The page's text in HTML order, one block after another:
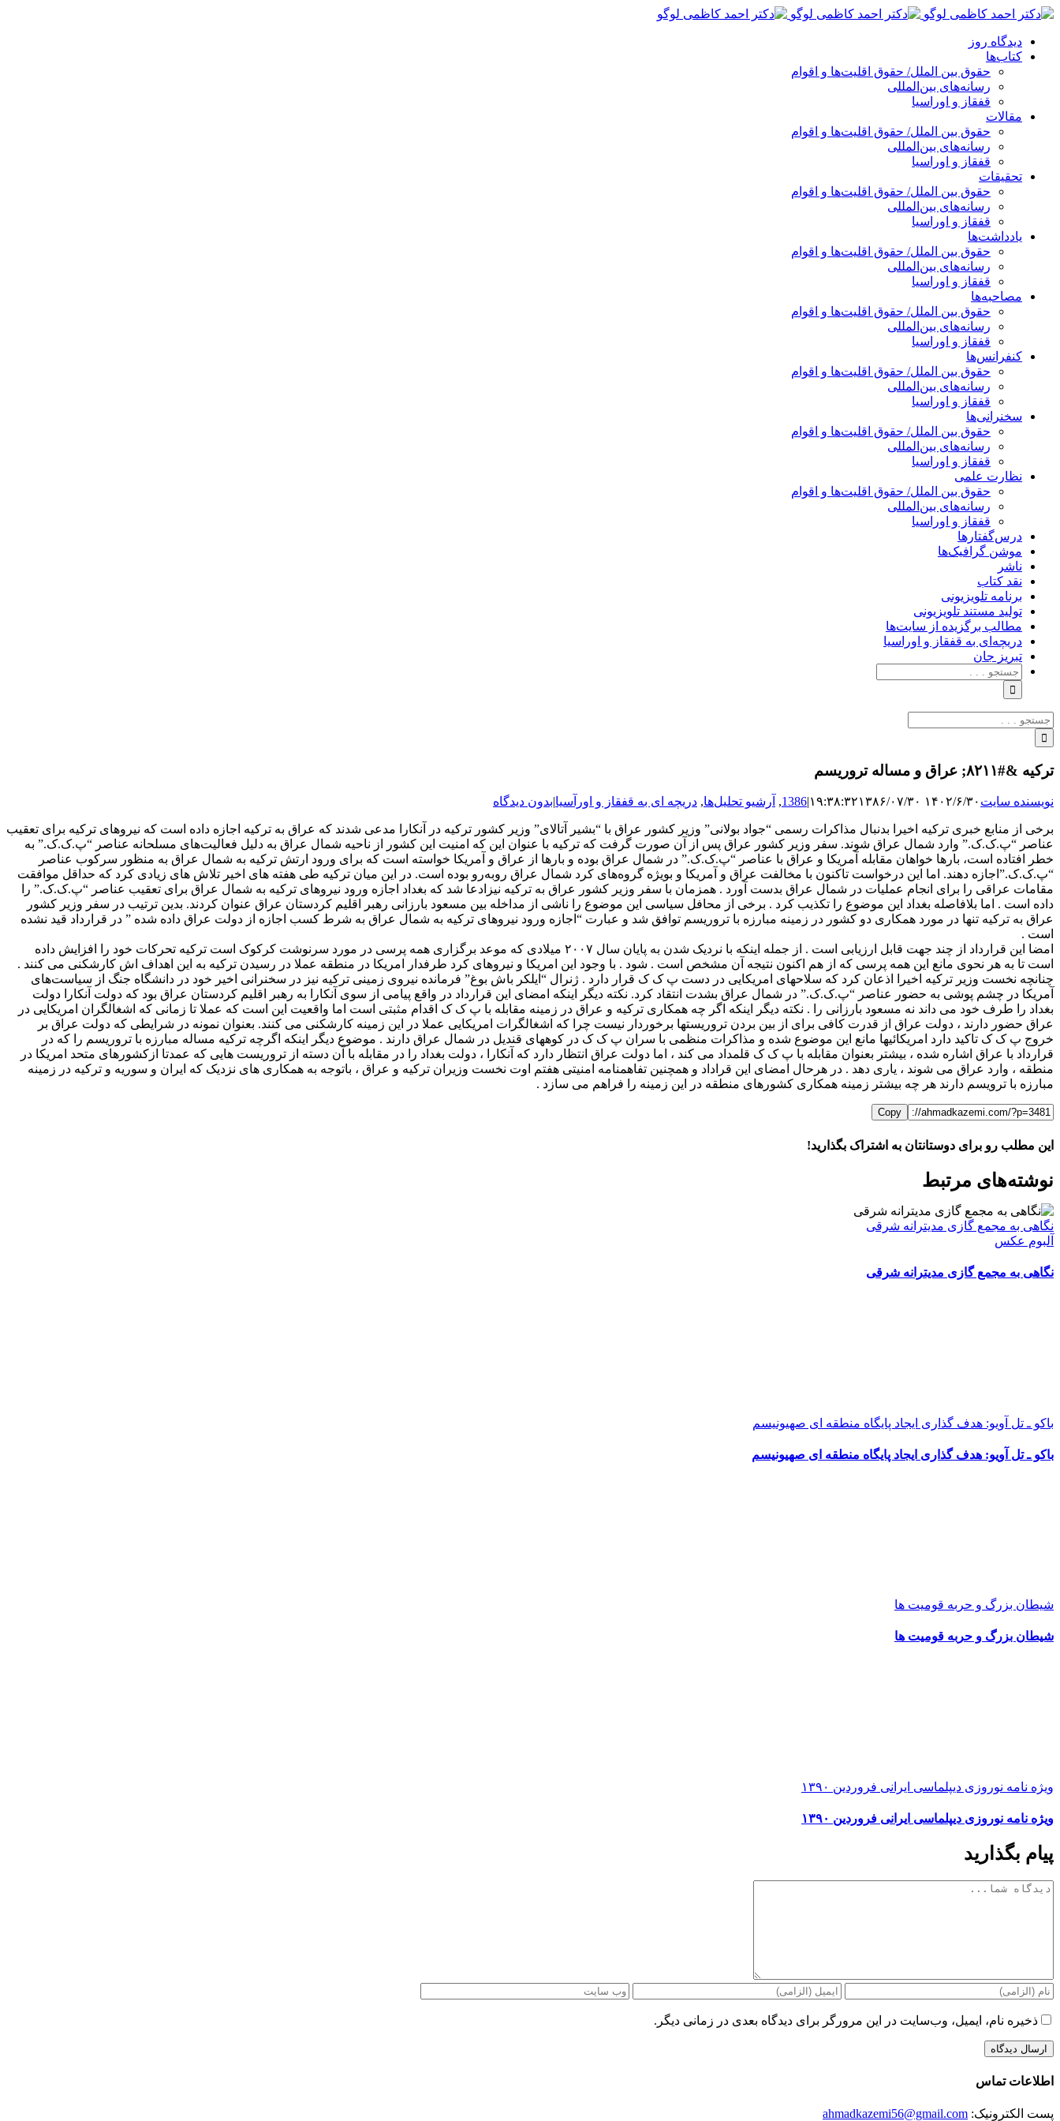
پرش
محتوا
دیدگاه روز
کتاب‌ها
حقوق بین الملل/ حقوق اقلیت‌ها و اقوام
رسانه‌های بین‌المللی
قفقاز و اوراسیا
مقالات
حقوق بین الملل/ حقوق اقلیت‌ها و اقوام
رسانه‌های بین‌المللی
قفقاز و اوراسیا
تحقیقات
حقوق بین الملل/ حقوق اقلیت‌ها و اقوام
رسانه‌های بین‌المللی
قفقاز و اوراسیا
یادداشت‌ها
حقوق بین الملل/ حقوق اقلیت‌ها و اقوام
رسانه‌های بین‌المللی
قفقاز و اوراسیا
مصاحبه‌ها
حقوق بین الملل/ حقوق اقلیت‌ها و اقوام
رسانه‌های بین‌المللی
قفقاز و اوراسیا
کنفرانس‌ها
حقوق بین الملل/ حقوق اقلیت‌ها و اقوام
رسانه‌های بین‌المللی
قفقاز و اوراسیا
سخنرانی‌ها
حقوق بین الملل/ حقوق اقلیت‌ها و اقوام
رسانه‌های بین‌المللی
قفقاز و اوراسیا
نظارت علمی
حقوق بین الملل/ حقوق اقلیت‌ها و اقوام
رسانه‌های بین‌المللی
قفقاز و اوراسیا
درس‌گفتارها
موشن گرافیک‌ها
ناشر
نقد کتاب
برنامه‌ تلویزیونی
تولید مستند تلویزیونی
مطالب برگزیده از سایت‌ها
دریچه‌ای به قفقاز و اوراسیا
تبریزِ جان
جستجو
برای:
جستجو
برای:
ترکیه &#۸۲۱۱; عراق و مساله تروریسم
نویسنده سایت ۱۴۰۲/۶/۳۰ ۱۹:۳۸:۳۲ ۱۳۸۶/۰۷/۳۰ |
1386
, آرشیو تحلیل‌ها, دریچه ای به قفقاز و اورآسیا|بدون دیدگاه
برخی از منابع خبری ترکیه اخیرا بدنبال مذاکرات رسمی “جواد بولانی” وزیر کشور عراق با “بشیر آتالای” وزیر کشور ترکیه در آنکارا مدعی شدند که عراق به ترکیه اجازه داده است که نیروهای ترکیه برای تعقیب
عناصر “پ.ک.ک.” وارد شمال عراق شوند. سفر وزیر کشور عراق پس از آن صورت گرفت که ترکیه با عنوان این که امنیت این کشور از ناحیه شمال عراق به دلیل فعالیت‌های مسلحانه عناصر “پ.ک.ک.” به
خطر افتاده است، بارها خواهان مقابله آمریکا و عراق با عناصر “پ.ک.ک.” در شمال عراق بوده و بارها از عراق و آمریکا خواسته است که برای ورود ارتش ترکیه به شمال عراق به منظور سرکوب عناصر
“پ.ک.ک.”اجازه دهند. اما این درخواست تاکنون با مخالفت عراق و آمریکا و بویژه گروه‌های کرد شمال عراق روبه‌رو بوده است. در این میان ترکیه طی هفته های اخیر تلاش های زیادی کرد که حداقل موافقت
مقامات عراقی را برای انجام عملیات در شمال عراق بدست آورد . همزمان با سفر وزیر کشور عراق به ترکیه نیزادعا شد که بغداد اجازه ورود نیروهای ترکیه به شمال عراق برای تعقیب عناصر “پ.ک.ک.” را
داده است . اما بلافاصله بغداد این موضوع را تکذیب کرد . برخی از محافل سیاسی این موضوع را ناشی از مداخله بین مسعود بارزانی رهبر اقلیم کردستان عراق عنوان کردند. بدین ترتیب در سفر وزیر کشور
عراق به ترکیه تنها در مورد همکاری دو کشور در زمینه مبارزه با تروریسم توافق شد و عبارت “اجازه ورود نیروهای ترکیه به شمال عراق به شرط کسب اجازه از دولت عراق داده شده ” در قرارداد قید نشده
است .
امضا این قرارداد از چند جهت قابل ارزیابی است . از جمله اینکه با نردیک شدن به پایان سال ۲۰۰۷ میلادی که موعد برگزاری همه پرسی در مورد سرنوشت کرکوک است ترکیه تحرکات خود را افزایش داده
است تا به هر نحوی مانع این همه پرسی که از هم اکنون نتیجه آن مشخص است . شود . با وجود این امریکا و نیروهای کرد طرفدار امریکا در منطقه عملا در رسیدن ترکیه به این اهداف اش کارشکنی می کنند .
چنانچه نخست وزیر ترکیه اخیرا اذعان کرد که سلاحهای امریکایی در دست پ ک ک قرار دارد . ژنرال “ایلکر باش بوغ” فرمانده نیروی زمینی ترکیه نیز در سخنرانی اخیر خود در دانشگاه جنگ از سیاست‌های
آمریکا در چشم پوشی به حضور عناصر “پ.ک.ک.” در شمال عراق بشدت انتقاد کرد. نکته دیگر اینکه امضای این قرارداد در واقع پیامی از سوی آنکارا به رهبر اقلیم کردستان عراق بود که دولت آنکارا دولت
بغداد را طرف خود می داند نه مسعود بارزانی را . نکته دیگر اینکه اگر چه همکاری ترکیه و عراق در زمینه مقابله با پ ک ک اقدام مثبتی است اما واقعیت این است که عملا تا زمانی که اشغالگران امریکایی در
عراق حضور دارند ، دولت عراق از قدرت کافی برای از بین بردن تروریستها برخوردار نیست چرا که اشغالگرات امریکایی عملا در این زمینه کارشکنی می کنند. بعنوان نمونه در شرایطی که دولت عراق بر
خروج پ ک ک تاکید دارد امریکائیها مانع این موضوع شده و مذاکرات منظمی با سران پ ک ک در کوههای قندیل در شمال عراق دارند . موضوع دیگر اینکه اگرچه ترکیه مساله مبارزه با تروریسم را که در
قرارداد با عراق اشاره شده ، بیشتر بعنوان مقابله با پ ک ک قلمداد می کند ، اما دولت عراق انتظار دارد که آنکارا ، دولت بغداد را در مقابله با آن دسته از تروریست هایی که عمدتا ازکشورهای متحد امریکا در
منطقه ، وارد عراق می شوند ، یاری دهد . در هرحال امضای این قراداد و همچنین تفاهمنامه امنیتی هفتم اوت نخست وزیران ترکیه و عراق ، باتوجه به همکاری های نزدیک که ایران و سوریه و ترکیه در زمینه
مبارزه با ترویسم دارند هر چه بیشتر زمینه همکاری کشورهای منطقه در این زمینه را فراهم می سازد .
Copy
این مطلب رو برای دوستانتان به اشتراک بگذارید!
FacebookX
LinkedIn
WhatsApp
Telegram
ایمیل
نوشته‌‌های مرتبط
نگاهی به مجمع گازی مدیترانه شرقی
آلبوم عکس
نگاهی به مجمع گازی مدیترانه شرقی
باکو ـ تل آویو: هدف گذاری ایجاد پایگاه منطقه ای صهیونیسم
باکو ـ تل آویو: هدف گذاری ایجاد پایگاه منطقه ای صهیونیسم
شیطان بزرگ و حربه قومیت ها
شیطان بزرگ و حربه قومیت ها
ویژه نامه نوروزی دیپلماسی ایرانی فروردین ۱۳۹۰
ویژه نامه نوروزی دیپلماسی ایرانی فروردین ۱۳۹۰
پیام بگذارید
دیدگاه
ذخیره نام، ایمیل، وب‌سایت در این مرورگر برای دیدگاه بعدی در زمانی دیگر.
اطلاعات تماس
پست الکترونیک: ahmadkazemi56@gmail.com